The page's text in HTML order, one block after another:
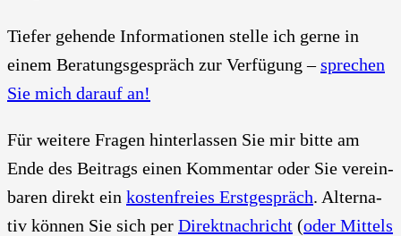
Tie­fer gehen­de Infor­ma­tio­nen stel­le ich ger­ne in
einem Bera­tungs­ge­spräch zur Ver­fü­gung –spre­chen
Sie mich dar­auf an!
Für wei­te­re Fra­gen hin­ter­las­sen Sie mir bit­te am
Ende des Bei­trags einen Kom­men­tar oder Sie ver­ein­
ba­ren direkt ein kos­ten­frei­es Erst­ge­spräch. Alter­na­
tiv kön­nen Sie sich per Direkt­nach­richt (oder Mit­tels